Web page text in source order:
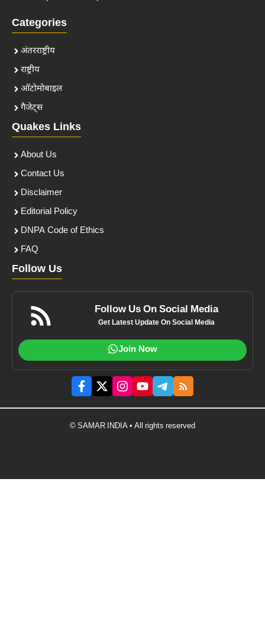
Categories
अंतरराष्ट्रीय
राष्ट्रीय
ऑटोमोबाइल
गैजेट्स
Quakes Links
About Us
Contact Us
Disclaimer
Editorial Policy
DNPA Code of Ethics
FAQ
Follow Us
Follow Us On Social Media
Get Latest Update On Social Media
Join Now
© SAMAR INDIA • All rights reserved